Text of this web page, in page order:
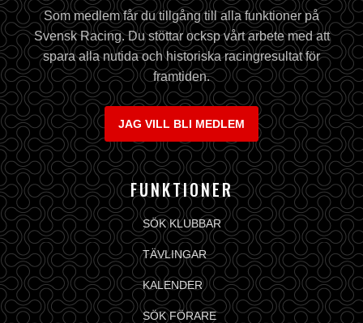
Som medlem får du tillgång till alla funktioner på
Svensk Racing. Du stöttar ocksp vårt arbete med att
spara alla nutida och historiska racingresultat för
framtiden.
JAG VILL BLI MEDLEM
FUNKTIONER
SÖK KLUBBAR
TÄVLINGAR
KALENDER
SÖK FÖRARE